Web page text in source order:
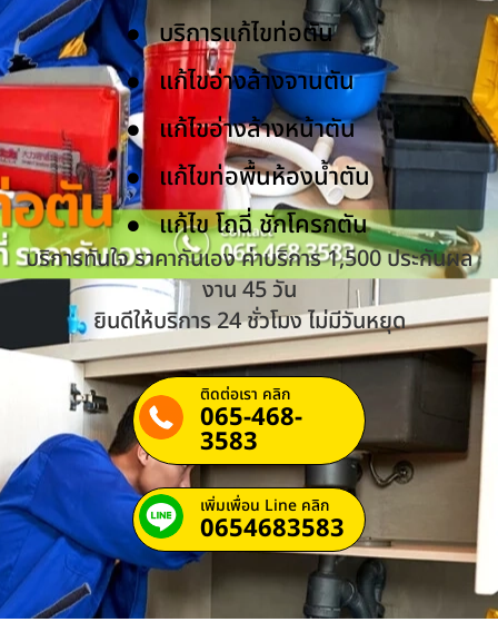
บริการแก้ไขท่อตัน
แก้ไขอ่างล้างจานตัน
แก้ไขอ่างล้างหน้าตัน
แก้ไขท่อพื้นห้องน้ำตัน
แก้ไข โถฉี่ ชักโครกตัน
บริการทันใจ ราคากันเอง ค่าบริการ 1,500 ประกันผล
งาน 45 วัน
ยินดีให้บริการ 24 ชั่วโมง ไม่มีวันหยุด
ติดต่อเรา คลิก
065-468-
3583
เพิ่มเพื่อน Line คลิก
0654683583